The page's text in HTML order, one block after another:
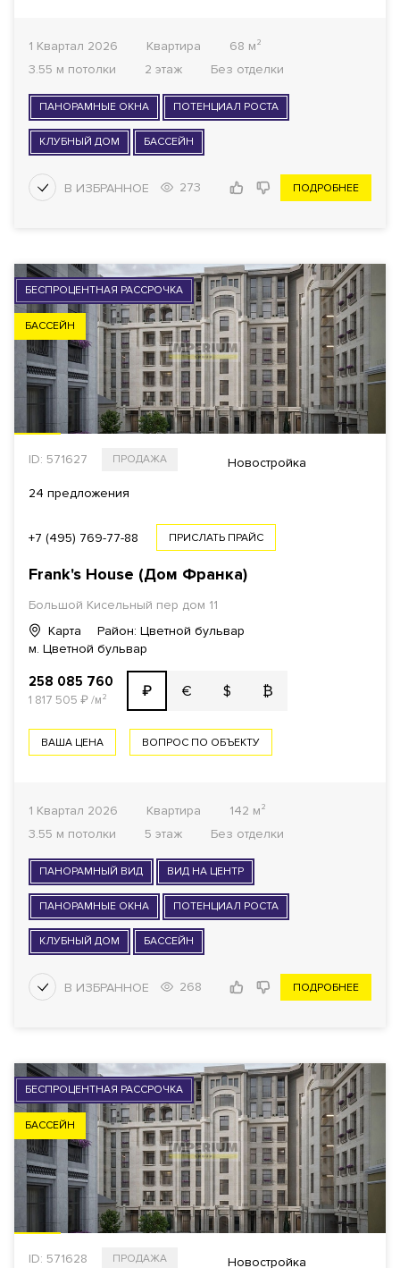
1 Квартал 2026 Квартира
68 м²
3.55 м потолки
2 этаж Без отделки
ПАНОРАМНЫЕ ОКНА ПОТЕНЦИАЛ РОСТА
КЛУБНЫЙ ДОМ БАССЕЙН
273 ПОДРОБНЕЕ
БЕСПРОЦЕНТНАЯ РАССРОЧКА
БАССЕЙН
ID: 571627 ПРОДАЖА Новостройка
24 предложения
+7 (495) 769-77-88 ПРИСЛАТЬ ПРАЙС
Frank's House (Дом Франка)
Большой Кисельный пер дом 11
Карта
Район: Цветной бульвар
м. Цветной бульвар
258 085 760
1 817 505 ₽/м² ₽ € $ ₿
ВАША ЦЕНА ВОПРОС ПО ОБЪЕКТУ
1 Квартал 2026 Квартира
142 м²
3.55 м потолки
5 этаж Без отделки
ПАНОРАМНЫЙ ВИД ВИД НА ЦЕНТР
ПАНОРАМНЫЕ ОКНА ПОТЕНЦИАЛ РОСТА
КЛУБНЫЙ ДОМ БАССЕЙН
268 ПОДРОБНЕЕ
БЕСПРОЦЕНТНАЯ РАССРОЧКА
БАССЕЙН
ID: 571628 ПРОДАЖА Новостройка